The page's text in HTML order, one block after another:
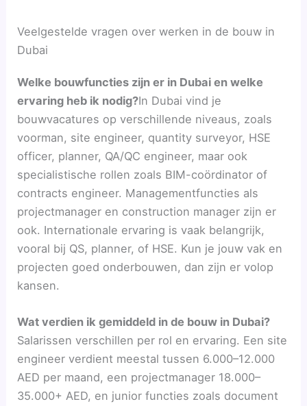
Veelgestelde vragen over werken in de bouw in
Dubai
Welke bouwfuncties zijn er in Dubai en welke
ervaring heb ik nodig?In Dubai vind je
bouwvacatures op verschillende niveaus, zoals
voorman, site engineer, quantity surveyor, HSE
officer, planner, QA/QC engineer, maar ook
specialistische rollen zoals BIM-coördinator of
contracts engineer. Managementfuncties als
projectmanager en construction manager zijn er
ook. Internationale ervaring is vaak belangrijk,
vooral bij QS, planner, of HSE. Kun je jouw vak en
projecten goed onderbouwen, dan zijn er volop
kansen.
Wat verdien ik gemiddeld in de bouw in Dubai?
Salarissen verschillen per rol en ervaring. Een site
engineer verdient meestal tussen 6.000–12.000
AED per maand, een projectmanager 18.000–
35.000+ AED, en junior functies zoals document